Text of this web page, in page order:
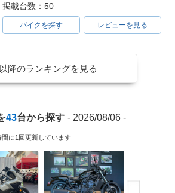
掲載台数：50
バイクを探す レビューを見る
降のランキングを見る
43台から探す - 2026/08/06 -
に1回更新しています